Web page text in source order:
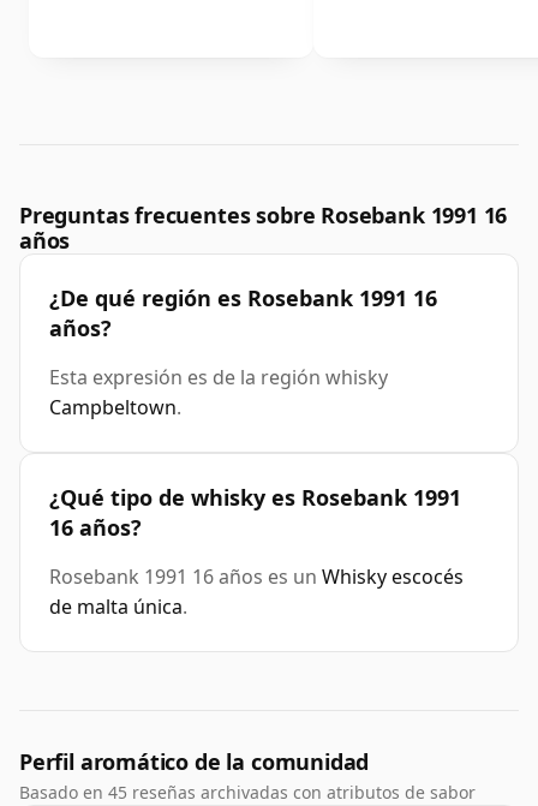
Preguntas frecuentes sobre Rosebank 1991 16
años
¿De qué región es Rosebank 1991 16
años?
Esta expresión es de la región whisky
Campbeltown.
¿Qué tipo de whisky es Rosebank 1991
16 años?
Rosebank 1991 16 años es un Whisky escocés
de malta única.
Perfil aromático de la comunidad
Basado en 45 reseñas archivadas con atributos de sabor